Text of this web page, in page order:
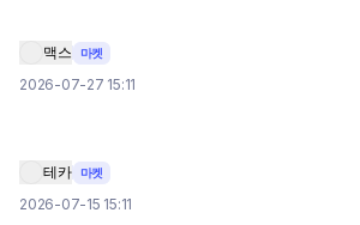
맥스 마켓
2026-07-27 15:11
테카 마켓
2026-07-15 15:11